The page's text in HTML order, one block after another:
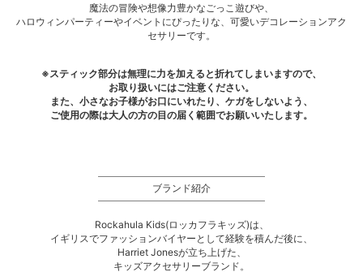
魔法の冒険や想像力豊かなごっこ遊びや、
ハロウィンパーティーやイベントにぴったりな、可愛いデコレーションアク
セサリーです。
※スティック部分は無理に力を加えると折れてしまいますので、
お取り扱いにはご注意ください。
また、小さなお子様がお口にいれたり、ケガをしないよう、
ご使用の際は大人の方の目の届く範囲でお願いいたします。
ブランド紹介
Rockahula Kids(ロッカフラキッズ)は、
イギリスでファッションバイヤーとして経験を積んだ後に、
Harriet Jonesが立ち上げた、
キッズアクセサリーブランド。